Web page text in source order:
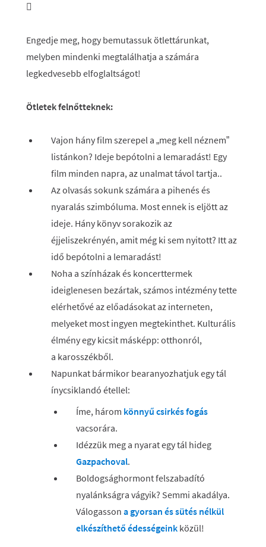

Engedje meg, hogy bemutassuk ötlettárunkat,
melyben mindenki megtalálhatja a számára
legkedvesebb elfoglaltságot!
Ötletek felnőtteknek:
Vajon hány film szerepel a „meg kell néznem”
listánkon? Ideje bepótolni a lemaradást! Egy
film minden napra, az unalmat távol tartja..
Az olvasás sokunk számára a pihenés és
nyaralás szimbóluma. Most ennek is eljött az
ideje. Hány könyv sorakozik az
éjjeliszekrényén, amit még ki sem nyitott? Itt az
idő bepótolni a lemaradást!
Noha a színházak és koncerttermek
ideiglenesen bezártak, számos intézmény tette
elérhetővé az előadásokat az interneten,
melyeket most ingyen megtekinthet. Kulturális
élmény egy kicsit másképp: otthonról,
a karosszékből.
Napunkat bármikor bearanyozhatjuk egy tál
ínycsiklandó étellel:
Íme, három könnyű csirkés fogás
vacsorára.
Idézzük meg a nyarat egy tál hideg
Gazpachoval.
Boldogsághormont felszabadító
nyalánkságra vágyik? Semmi akadálya.
Válogasson a gyorsan és sütés nélkül
elkészíthető édességeink közül!